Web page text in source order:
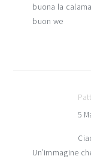
buona la
buon we
5
Un’immagine